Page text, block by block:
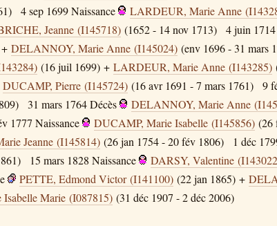
4 sep 1699Naissance LARDEUR, Marie Anne
Jeanne (I145718) (1652 - 14 nov 1713) 4 juin 1714
DELANNOY, Marie Anne (I145024) (env 1696 - 31 mars
(16 juil 1699) + LARDEUR, Marie Anne (I143285)
DUCAMP, Pierre (I145724) (16 avr 1691 - 7 mars 1761) 9
31 mars 1764Décès DELANNOY, Marie Anne
1777 Naissance DUCAMP, Marie Isabelle (I145856) (26
Jeanne (I145814) (26 jan 1754 - 20 fév 1806) 1 déc
15 mars 1828 Naissance DARSY, Valentine
PETTE, Edmond Victor (I141100) (22 jan 1865) +
Marie (I087815) (31 déc 1907 - 2 déc 2006)